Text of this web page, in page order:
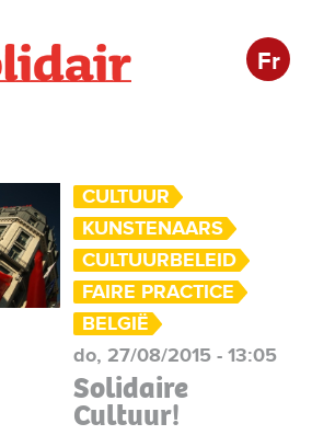
Fr
CULTUUR
KUNSTENAARS
CULTUURBELEID
FAIRE PRACTICE
BELGIË
do, 27/08/2015 - 13:05
Solidaire
Cultuur!